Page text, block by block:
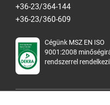
+36-23/364-144
+36-23/360-609
Cégünk MSZ EN ISO
9001:2008
rendszerrel